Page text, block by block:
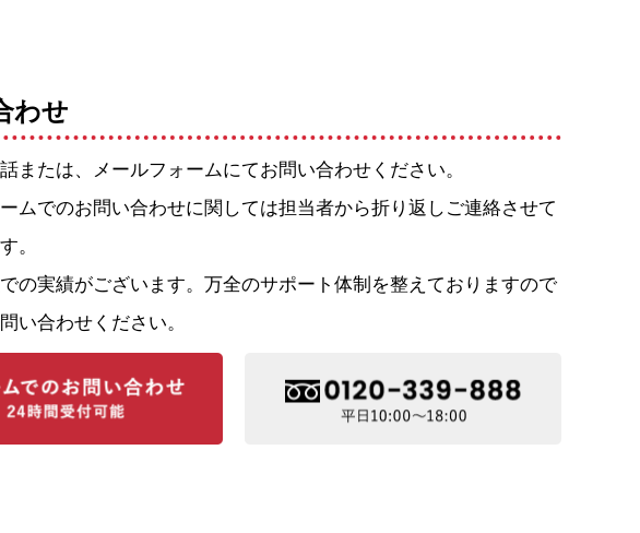
わせ
または、メールフォームにてお問い合わせください。
ムでのお問い合わせに関しては担当者から折り返しご連絡させて
。
の実績がございます。万全のサポート体制を整えておりますので
い合わせください。